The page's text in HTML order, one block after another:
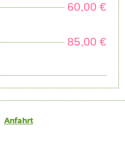
60,00 €
85,00 €
Anfahrt